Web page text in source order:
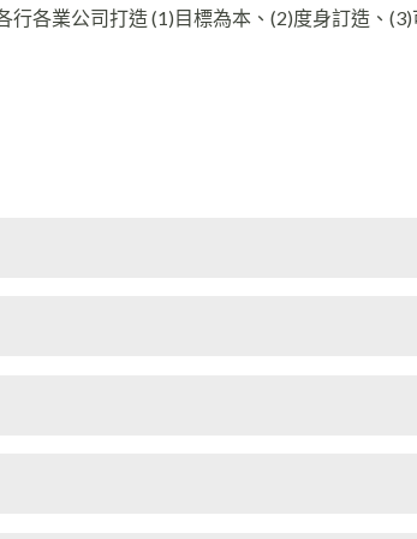
各業公司打造 (1)目標為本、(2)度身訂造、(3)